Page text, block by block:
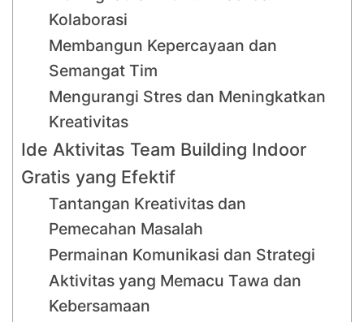
Kolaborasi
Membangun Kepercayaan dan
Semangat Tim
Mengurangi Stres dan Meningkatkan
Kreativitas
Ide Aktivitas Team Building Indoor
Gratis yang Efektif
Tantangan Kreativitas dan
Pemecahan Masalah
Permainan Komunikasi dan Strategi
Aktivitas yang Memacu Tawa dan
Kebersamaan